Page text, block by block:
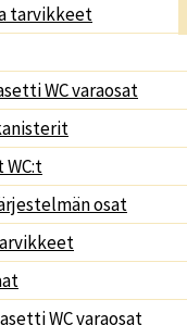
tarvikkeet
WC varaosat
osat
WC varaosat